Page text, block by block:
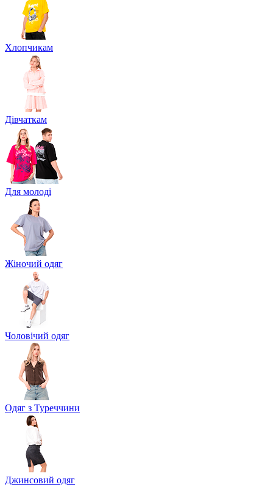
Хлопчикам
Дівчаткам
Для молоді
Жіночий одяг
Чоловічий одяг
Одяг з Туреччини
Джинсовий одяг